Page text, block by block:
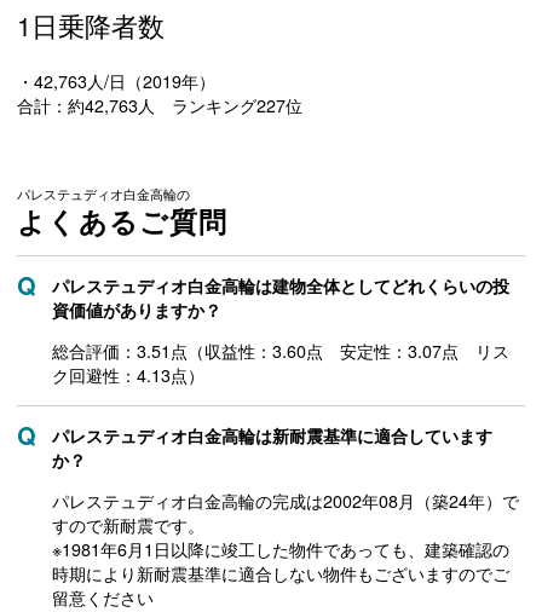
1日乗降者数
・42,763人/日（2019年）
合計：約42,763人 ランキング227位
パレステュディオ白金高輪の
よくあるご質問
パレステュディオ白金高輪は建物全体としてどれくらいの投
資価値がありますか？
総合評価：3.51点（収益性：3.60点 安定性：3.07点 リス
ク回避性：4.13点）
パレステュディオ白金高輪は新耐震基準に適合しています
か？
パレステュディオ白金高輪の完成は2002年08月（築24年）で
すので新耐震です。
※1981年6月1日以降に竣工した物件であっても、建築確認の
時期により新耐震基準に適合しない物件もございますのでご
留意ください